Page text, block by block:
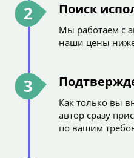
2 Поиск
Мы работаем с
наши цены
3
Как только вы
автор сразу
по вашим